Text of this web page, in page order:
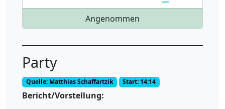
Angenommen
Party
Quelle: Matthias Schaffartzik Start: 14:14
Bericht/Vorstellung: